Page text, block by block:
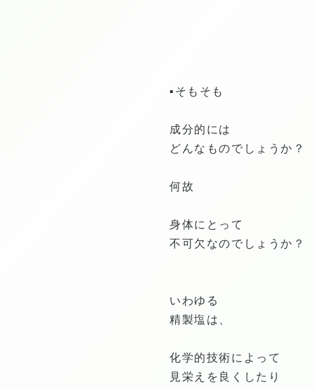
▪️そもそも
成分的には
どんなものでしょうか？
何故
身体にとって
不可欠なのでしょうか？
いわゆる
精製塩は、
化学的技術によって
見栄えを良くしたり